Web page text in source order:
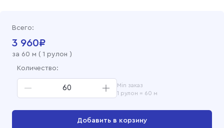
Вафельное полотно набивное 150 см, 759-3 Полоса
Вафельное полотно набивное 150 см, 759-1 Полоса
Всего:
3 960₽
за 60 м ( 1 рулон )
Количество:
Min заказ
1 рулон = 60 м
Добавить в корзину